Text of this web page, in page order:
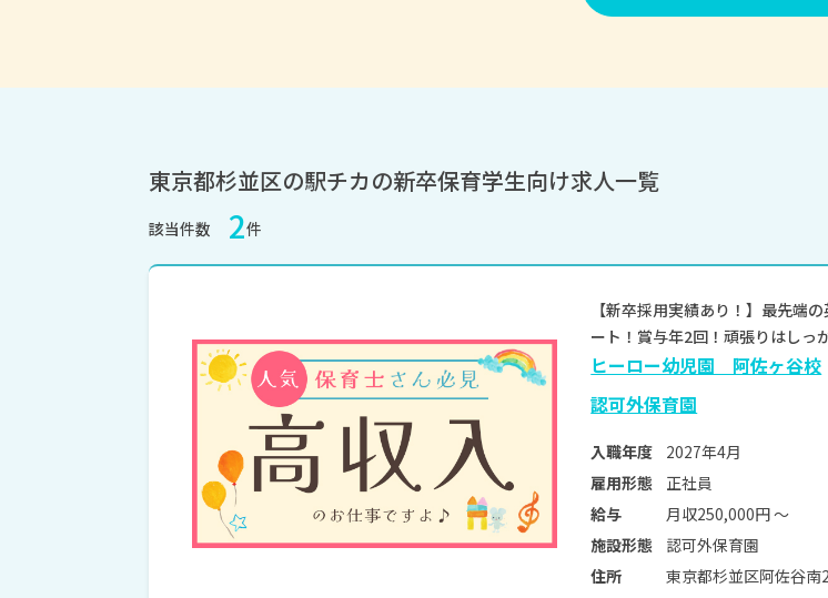
東京都杉並区の駅チカの新卒保育学生向け求人一覧
該当件数 2件
【新卒採用実績あり！】最先端
ート！賞与年2回！頑張りはし
ヒーロー幼児園 阿佐ヶ谷校
認可外保育園
入職年度
2027年4月
雇用形態
正社員
給与
月収250,000円 〜
施設形態
認可外保育園
住所
東京都杉並区阿佐谷南2丁目40−1アル